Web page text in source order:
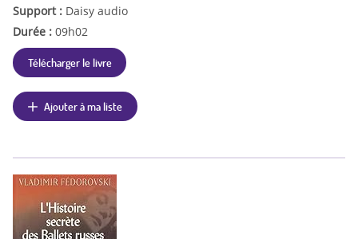
Support : Daisy audio
Durée : 09h02
Télécharger le livre
Ajouter à ma liste